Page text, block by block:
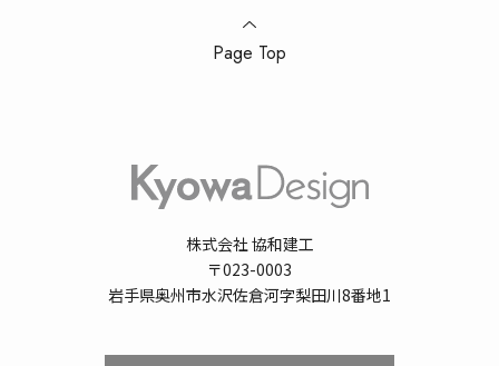
Page Top
株式会社 協和建工
〒023-0003
岩手県奥州市水沢佐倉河字梨田川8番地1